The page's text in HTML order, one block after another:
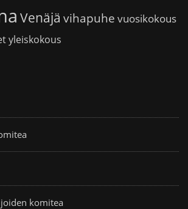
Venäjä vihapuhe vuosikokous
yleiskokous
komitea